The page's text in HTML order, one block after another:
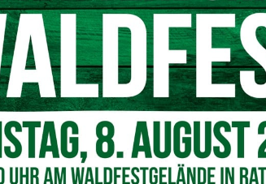
mit dem Frühstück. Um 08:30 Uhr
starten
findet um 18:30 Uhr statt. Um 21:00 Uhr steht
undSiegfriedauf dem Programm – ausdrücklich
08:00 Uhr erfolgt die Busfahrt nachBordano
sowie eine Verkostung im
Die Rückfahrt auf das Nassfeld erfolgt um